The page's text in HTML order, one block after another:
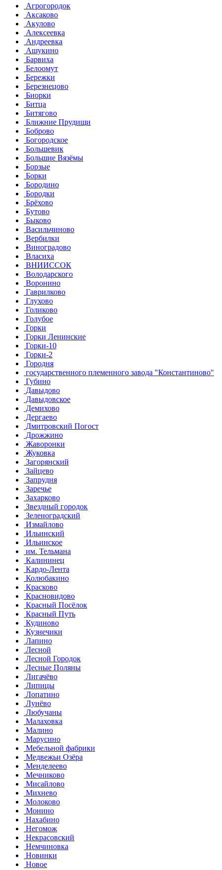
Агрогородок
Аксаково
Акулово
Алексеевка
Андреевка
Ашукино
Барвиха
Белоомут
Бережки
Березнецово
Биорки
Битца
Битягово
Ближние Прудищи
Боброво
Богородское
Большевик
Большие Вязёмы
Борзые
Борки
Бородино
Бородки
Брёхово
Бутово
Быково
Васильчиново
Вербилки
Виноградово
Власиха
ВНИИССОК
Володарского
Воронино
Гаврилково
Глухово
Голиково
Голубое
Горки
Горки Ленинские
Горки-10
Горки-2
Городня
государственного племенного завода "Константиново"
Губино
Давыдово
Давыдовское
Демихово
Дергаево
Дмитровский Погост
Дрожжино
Жаворонки
Жуковка
Загорянский
Зайцево
Запрудня
Заречье
Захарково
Звездный городок
Зеленоградский
Измайлово
Ильинский
Ильинское
им. Тельмана
Калининец
Кардо-Лента
Колюбакино
Красково
Красновидово
Красный Посёлок
Красный Путь
Кудиново
Кузнечики
Лапино
Лесной
Лесной Городок
Лесные Поляны
Лигачёво
Липицы
Лопатино
Лунёво
Любучаны
Малаховка
Малино
Марусино
Мебельной фабрики
Медвежьи Озёра
Менделеево
Мечниково
Мисайлово
Михнево
Молоково
Монино
Нахабино
Негомож
Некрасовский
Немчиновка
Новинки
Новое